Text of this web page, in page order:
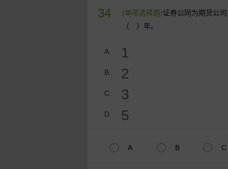
34 (单项选择题)证券公同为期货公
（ ）年。
A. 1
B. 2
C. 3
D. 5
A B C